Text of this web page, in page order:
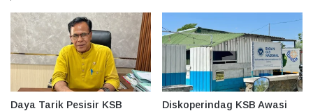
Daya Tarik Pesisir KSB
Diskoperindag KSB Awasi